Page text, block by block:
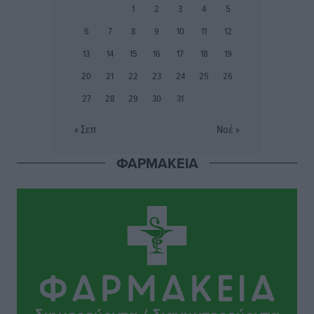
Ιάλυσος Β’: Νωρίς νωρίς μπήκαν στα βάσανα της
Εθνικός Αρχίπολης: Μεγάλο βήμα προόδου η ίδρυση
πριν 8 ώρες
ΠΑΜΕ ΣΤΟΙΧΗΜΑ: Περισσότερα από 95 εκατομμύρια
ευρώ σε κέρδη μοίρασε τον Ιούλιο
Αθλητικά• πριν 9 ώρες
1 2 3 4
5
6
7 8 9 10 11
12
13
14 15 16 17 18
19
20
21 22 23 24 25
26
27
28 29 30 31
« Σεπ Νοέ »
ΦΑΡΜΑΚΕΙΑ